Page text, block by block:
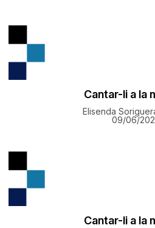
Cantar-li a la
Elisenda
09/06/
Cantar-li a la